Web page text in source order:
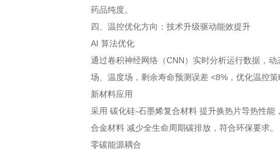
药品纯度。
四、温控优化方向：技术升级驱动能效提升
AI 算法优化
通过卷积神经网络（CNN）实时分析运行数据，
场、温度场，剩余寿命预测误差 <8%，优化温控策
新材料应用
采用 碳化硅-石墨烯复合材料 提升换热片导热性
合金材料 减少全生命周期碳排放，符合环保要求。
零碳能源耦合